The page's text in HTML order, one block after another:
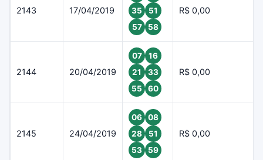
2143 17/04/2019
35
51
57
58
R$ 0,00
2144 20/04/2019
07
16
21
33
55
60
R$ 0,00
2145 24/04/2019
06
08
28
51
53
59
R$ 0,00